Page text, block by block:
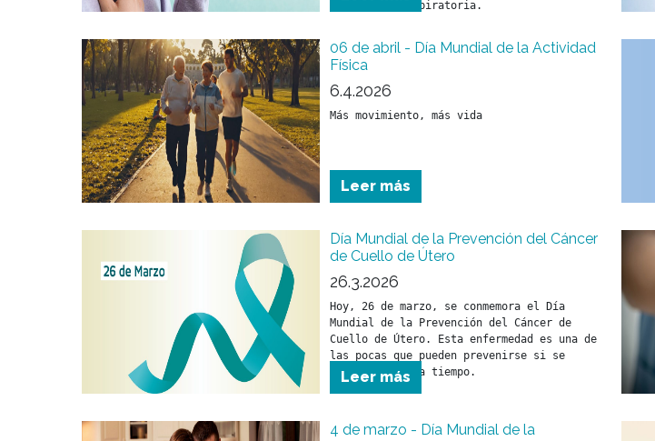
por la vía respiratoria.
06 de abril - Día Mundial de la Actividad
Física
6.4.2026
Más movimiento, más vida
Leer más
Día Mundial de la Prevención del Cáncer
de Cuello de Útero
26.3.2026
Hoy, 26 de marzo, se conmemora el Día
Mundial de la Prevención del Cáncer de
Cuello de Útero. Esta enfermedad es una de
las pocas que pueden prevenirse si se
toman medidas a tiempo.
Leer más
4 de marzo - Día Mundial de la